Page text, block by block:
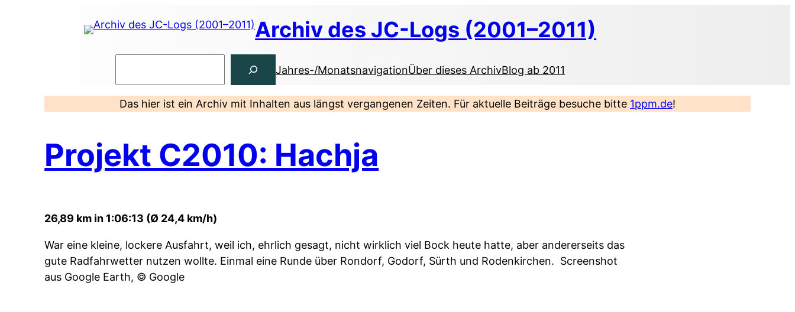
Archiv des JC-Logs (2001–2011)
Jahres-/MonatsnavigationÜber dieses ArchivBlog ab 2011
Das hier ist ein Archiv mit Inhalten aus längst vergangenen Zeiten. Für aktuelle Beiträge besuche bitte 1ppm.de!
Projekt C2010: Hachja
26,89 km in 1:06:13 (Ø 24,4 km/h)
War eine kleine, lockere Ausfahrt, weil ich, ehrlich gesagt, nicht wirklich viel Bock heute hatte, aber andererseits das
gute Radfahrwetter nutzen wollte. Einmal eine Runde über Rondorf, Godorf, Sürth und Rodenkirchen. Screenshot
aus Google Earth, © Google